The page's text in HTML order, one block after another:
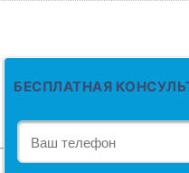
БЕСПЛАТНАЯ